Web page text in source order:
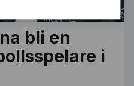
bli en
i